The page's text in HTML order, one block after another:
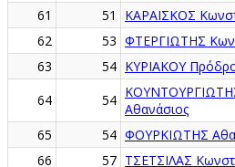
61
51 ΚΑΡΑΪΣΚΟΣ
62
53 ΦΤΕΡΓΙΩΤΗΣ
63
54 ΚΥΡΙΑΚΟΥ
64
54
Αθανάσιος
65
54 ΦΟΥΡΚΙΩΤΗΣ
66
57 ΤΣΕΤΣΙΛΑΣ